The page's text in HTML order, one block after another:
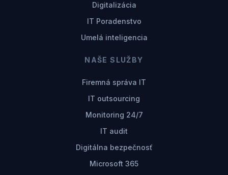
Digitalizácia
IT Poradenstvo
Umelá inteligencia
NAŠE SLUŽBY
Firemná správa IT
IT outsourcing
Monitoring 24/7
IT audit
Digitálna bezpečnosť
Microsoft 365